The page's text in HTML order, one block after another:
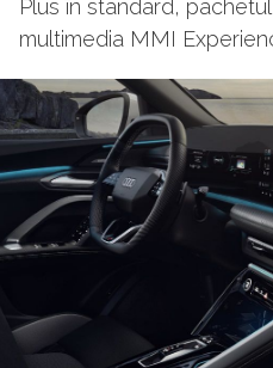
Plus în standard,
multimedia MMI